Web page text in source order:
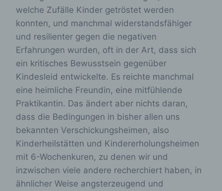
welche Zufälle Kinder getröstet werden
konnten, und manchmal widerstandsfähiger
und resilienter gegen die negativen
Erfahrungen wurden, oft in der Art, dass sich
ein kritisches Bewusstsein gegenüber
Kindesleid entwickelte. Es reichte manchmal
eine heimliche Freundin, eine mitfühlende
Praktikantin. Das ändert aber nichts daran,
dass die Bedingungen in bisher allen uns
bekannten Verschickungsheimen, also
Kinderheilstätten und Kindererholungsheimen
mit 6-Wochenkuren, zu denen wir und
inzwischen viele andere recherchiert haben, in
ähnlicher Weise angsterzeugend und